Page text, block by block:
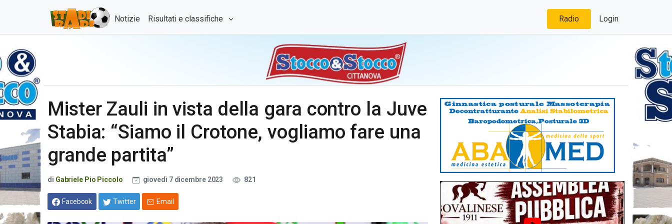
Notizie Risultati e classifiche Radio Login
Mister Zauli in vista della gara contro la Juve
Stabia: “Siamo il Crotone, vogliamo fare una
grande partita”
di Gabriele Pio Piccolo giovedì 7 dicembre 2023 821
Facebook Twitter Email